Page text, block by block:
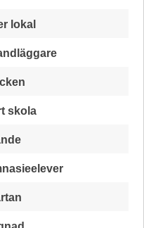
lokal
skola